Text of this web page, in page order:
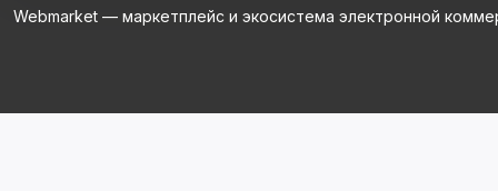
Webmarket — маркетплейс и экосистема электронной